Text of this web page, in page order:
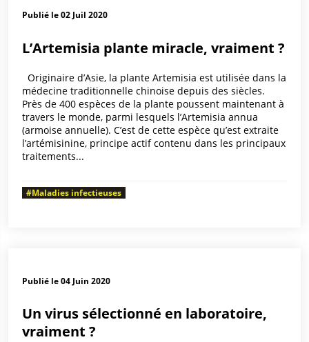
Publié le 02 Juil 2020
L’Artemisia plante miracle, vraiment ?
Originaire d’Asie, la plante Artemisia est utilisée dans la
médecine traditionnelle chinoise depuis des siècles.
Près de 400 espèces de la plante poussent maintenant à
travers le monde, parmi lesquels l’Artemisia annua
(armoise annuelle). C’est de cette espèce qu’est extraite
l’artémisinine, principe actif contenu dans les principaux
traitements...
#Maladies infectieuses
Publié le 04 Juin 2020
Un virus sélectionné en laboratoire,
vraiment ?